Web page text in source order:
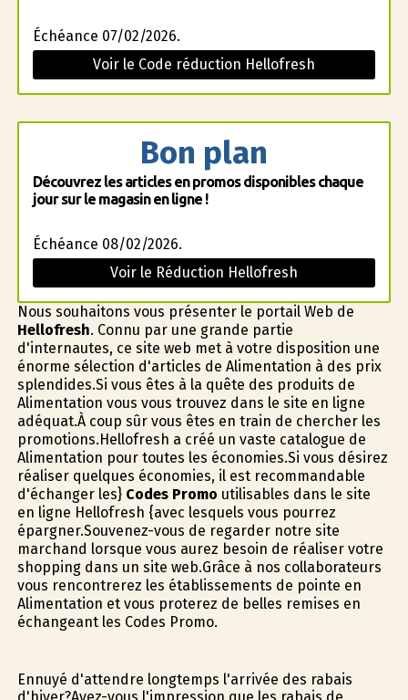
Échéance 07/02/2026.
Voir le Code réduction Hellofresh
Bon plan
Découvrez les articles en promos disponibles chaque
jour sur le magasin en ligne !
Échéance 08/02/2026.
Voir le Réduction Hellofresh
Nous souhaitons vous présenter le portail Web de
Hellofresh. Connu par une grande partie
d'internautes, ce site web met à votre disposition une
énorme sélection d'articles de Alimentation à des prix
splendides.Si vous êtes à la quête des produits de
Alimentation vous vous trouvez dans le site en ligne
adéquat.À coup sûr vous êtes en train de chercher les
promotions.Hellofresh a créé un vaste catalogue de
Alimentation pour toutes les économies.Si vous désirez
réaliser quelques économies, il est recommandable
d'échanger les} Codes Promo utilisables dans le site
en ligne Hellofresh {avec lesquels vous pourrez
épargner.Souvenez-vous de regarder notre site
marchand lorsque vous aurez besoin de réaliser votre
shopping dans un site web.Grâce à nos collaborateurs
vous rencontrerez les établissements de pointe en
Alimentation et vous profiterez de belles remises en
échangeant les Codes Promo.
Ennuyé d'attendre longtemps l'arrivée des rabais
d'hiver?Avez-vous l'impression que les rabais de